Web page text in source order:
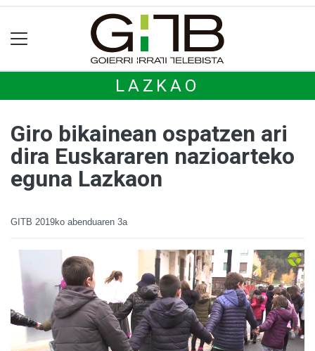
LAZKAO
Giro bikainean ospatzen ari
dira Euskararen nazioarteko
eguna Lazkaon
GITB 2019ko abenduaren 3a